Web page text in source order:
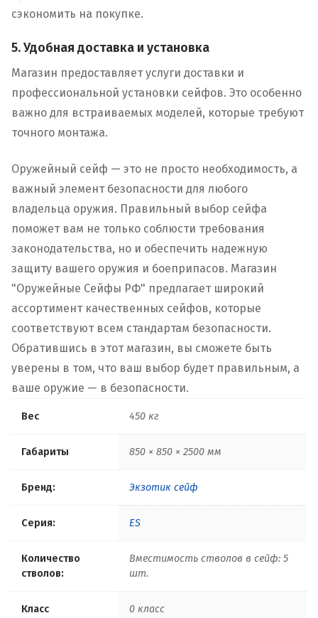
сэкономить на покупке.
5. Удобная доставка и установка
Магазин предоставляет услуги доставки и
профессиональной установки сейфов. Это особенно
важно для встраиваемых моделей, которые требуют
точного монтажа.
Оружейный сейф — это не просто необходимость, а
важный элемент безопасности для любого
владельца оружия. Правильный выбор сейфа
поможет вам не только соблюсти требования
законодательства, но и обеспечить надежную
защиту вашего оружия и боеприпасов. Магазин
"Оружейные Сейфы РФ" предлагает широкий
ассортимент качественных сейфов, которые
соответствуют всем стандартам безопасности.
Обратившись в этот магазин, вы сможете быть
уверены в том, что ваш выбор будет правильным, а
ваше оружие — в безопасности.
Вес 450 кг
Габариты 850 × 850 × 2500 мм
Бренд: Экзотик сейф
Серия: ES
Количество
стволов:
Вместимость стволов в сейф: 5
шт.
Класс
0 класс